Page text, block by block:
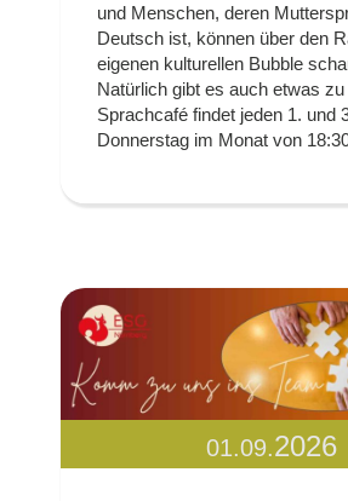
und Menschen, deren
Deutsch ist, können über den
eigenen kulturellen Bubble
Natürlich gibt es auch etwas
Sprachcafé findet jeden 1. und
Donnerstag im Monat von
01.09.2026